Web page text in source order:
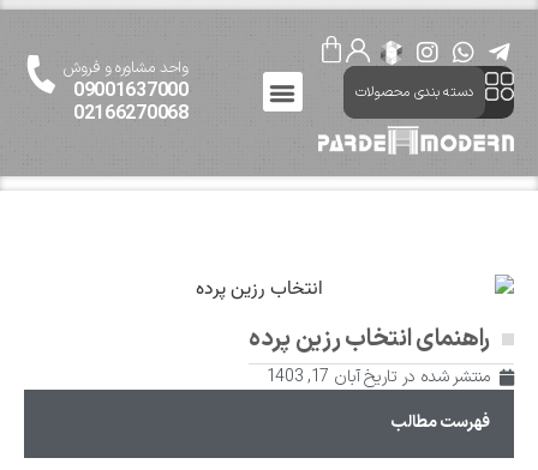
دسته بندی محصولات 09001637000
02166270068
واحد مشاوره و فروش
راهنمای انتخاب رزین پرده
منتشر شده در تاریخآبان 17, 1403
فهرست مطالب